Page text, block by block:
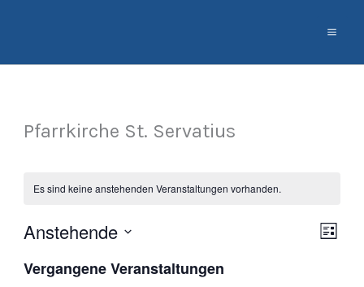
Pfarrkirche St. Servatius
Es sind keine anstehenden Veranstaltungen vorhanden.
Liste
Anstehende
wählen.
Vergangene Veranstaltungen